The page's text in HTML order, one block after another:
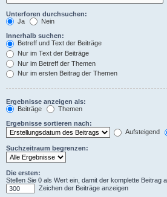
Unterforen durchsuchen:
Ja
Nein
Innerhalb suchen:
Betreff und Text der Beiträge
Nur im Text der Beiträge
Nur im Betreff der Themen
Nur im ersten Beitrag der Themen
Ergebnisse anzeigen als:
Beiträge
Themen
Ergebnisse sortieren nach:
Aufsteigend
Suchzeitraum begrenzen:
Die ersten:
Stellen Sie 0 als Wert ein, damit der komplette Beitrag
Zeichen der Beiträge anzeigen